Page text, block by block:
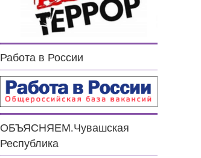
Работа в России
ОБЪЯСНЯЕМ.Чувашская
Республика